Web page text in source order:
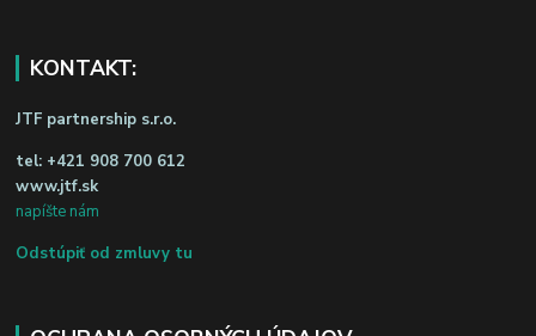
KONTAKT:
JTF partnership s.r.o.
tel: +421 908 700 612
www.jtf.sk
napíšte nám
Odstúpiť od zmluvy tu